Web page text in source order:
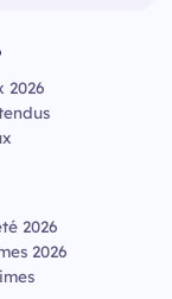
2026
2026
2026